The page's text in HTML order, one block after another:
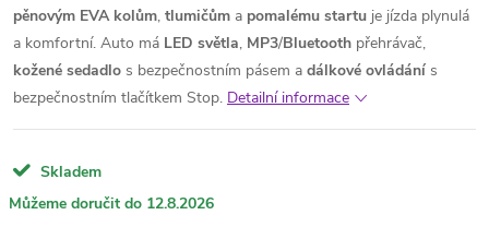
pěnovým EVA kolům, tlumičům a pomalému startu je jízda plynulá
a komfortní. Auto má LED světla, MP3/Bluetooth přehrávač,
kožené sedadlo s bezpečnostním pásem a dálkové ovládání s
bezpečnostním tlačítkem Stop. Detailní informace
Skladem
12.8.2026